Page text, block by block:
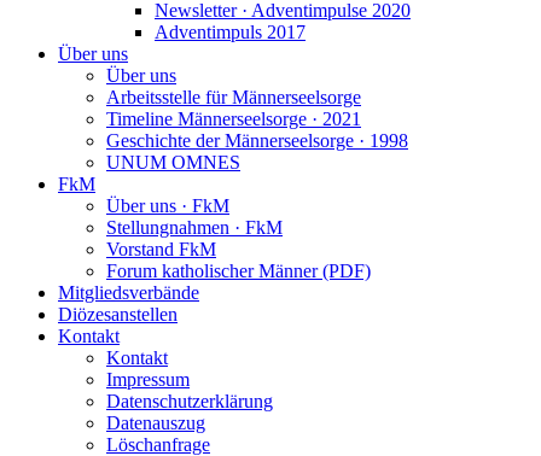
Newsletter · Adventimpulse 2020
Adventimpuls 2017
Über uns
Über uns
Arbeitsstelle für Männerseelsorge
Timeline Männerseelsorge · 2021
Geschichte der Männerseelsorge · 1998
UNUM OMNES
FkM
Über uns · FkM
Stellungnahmen · FkM
Vorstand FkM
Forum katholischer Männer (PDF)
Mitgliedsverbände
Diözesanstellen
Kontakt
Kontakt
Impressum
Datenschutzerklärung
Datenauszug
Löschanfrage